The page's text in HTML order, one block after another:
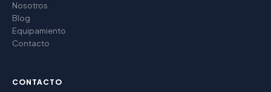
Nosotros
Blog
Equipamiento
Contacto
CONTACTO